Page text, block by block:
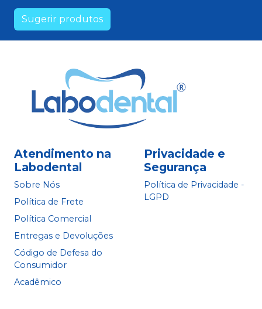
Sugerir produtos
Atendimento na
Labodental
Sobre Nós
Política de Frete
Política Comercial
Entregas e Devoluções
Código de Defesa do
Consumidor
Acadêmico
Privacidade e
Segurança
Política de Privacidade -
LGPD